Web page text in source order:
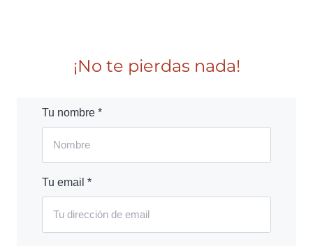
¡No te pierdas nada!
Tu nombre *
Tu email *